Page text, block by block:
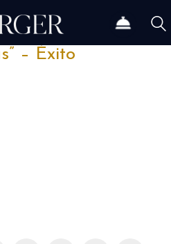
– Éxito